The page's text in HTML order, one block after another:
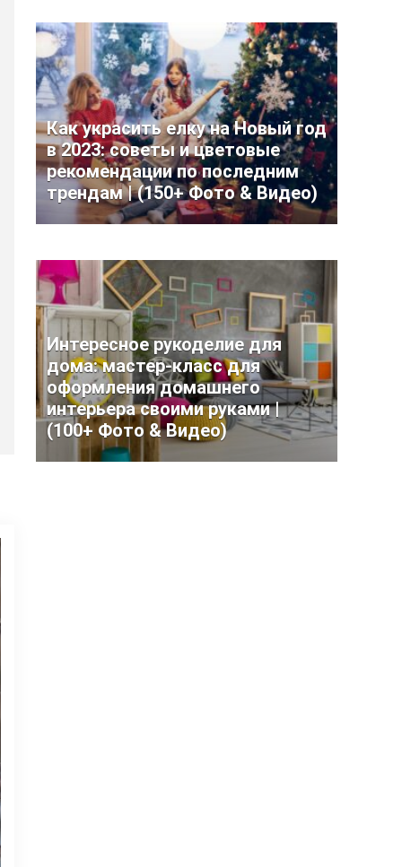
Как украсить елку на Новый год
в 2023: советы и цветовые
рекомендации по последним
трендам | (150+ Фото & Видео)
Интересное рукоделие для
дома: мастер-класс для
оформления домашнего
интерьера своими руками |
(100+ Фото & Видео)